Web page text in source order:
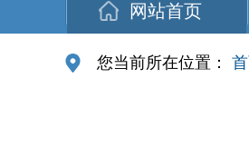
网站首页
您当前所在位置：